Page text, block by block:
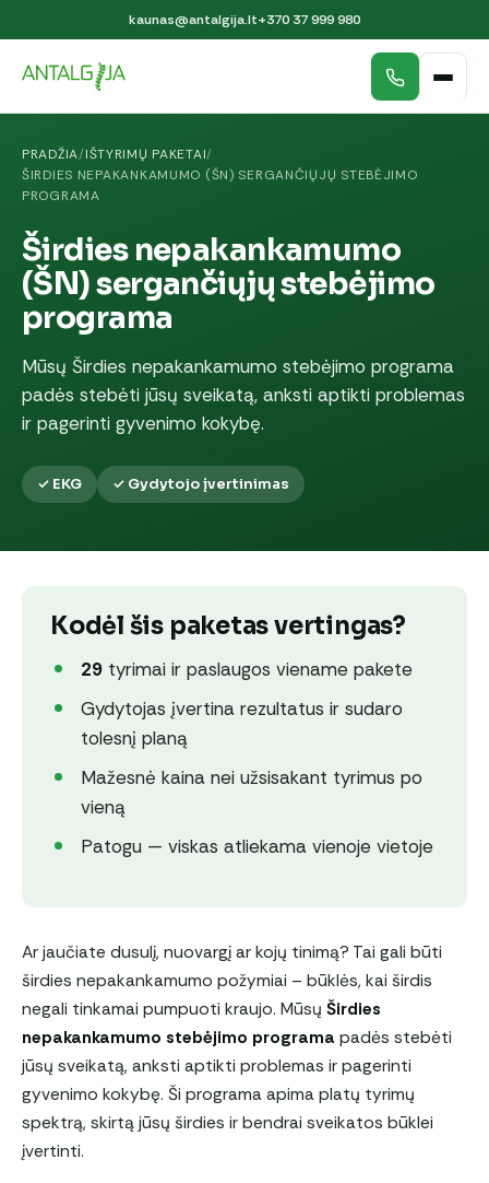
kaunas@antalgija.lt+370 37 999 980
PRADŽIA/IŠTYRIMŲ PAKETAI/
ŠIRDIES NEPAKANKAMUMO (ŠN) SERGANČIŲJŲ STEBĖJIMO
PROGRAMA
Širdies nepakankamumo
(ŠN) sergančiųjų stebėjimo
programa
Mūsų Širdies nepakankamumo stebėjimo programa
padės stebėti jūsų sveikatą, anksti aptikti problemas
ir pagerinti gyvenimo kokybę.
✓ EKG ✓ Gydytojo įvertinimas
Kodėl šis paketas vertingas?
29 tyrimai ir paslaugos viename pakete
Gydytojas įvertina rezultatus ir sudaro
tolesnį planą
Mažesnė kaina nei užsisakant tyrimus po
vieną
Patogu — viskas atliekama vienoje vietoje
Ar jaučiate dusulį, nuovargį ar kojų tinimą? Tai gali būti
širdies nepakankamumo požymiai – būklės, kai širdis
negali tinkamai pumpuoti kraujo. Mūsų Širdies
nepakankamumo stebėjimo programa padės stebėti
jūsų sveikatą, anksti aptikti problemas ir pagerinti
gyvenimo kokybę. Ši programa apima platų tyrimų
spektrą, skirtą jūsų širdies ir bendrai sveikatos būklei
įvertinti.